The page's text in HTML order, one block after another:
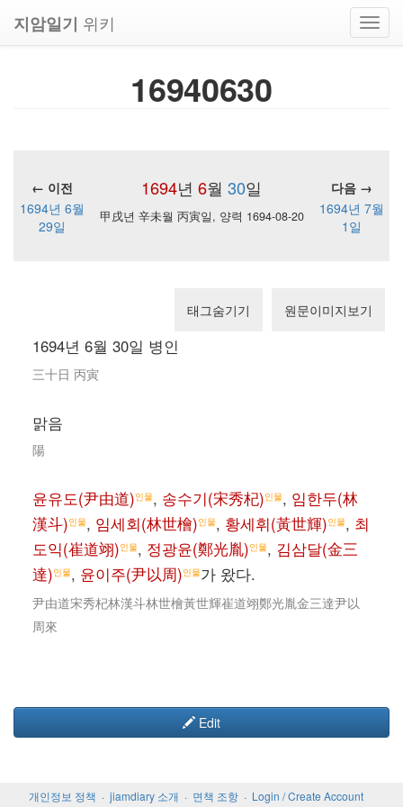
지암일기 위키
16940630
1694년 6월 30일
← 이전
다음 →
1694년 6월
29일
甲戌년 辛未월 丙寅일, 양력 1694-08-20
1694년 7월
1일
태그숨기기 원문이미지보기
1694년 6월 30일 병인
三十日 丙寅
맑음
陽
윤유도(尹由道)인물, 송수기(宋秀杞)인물, 임한두(林
漢斗)인물, 임세회(林世檜)인물, 황세휘(黃世輝)인물, 최
도익(崔道翊)인물, 정광윤(鄭光胤)인물, 김삼달(金三
達)인물, 윤이주(尹以周)인물가 왔다.
尹由道宋秀杞林漢斗林世檜黃世輝崔道翊鄭光胤金三達尹以
周來
Edit
개인정보 정책 jiamdiary 소개 면책 조항
Login / Create Account